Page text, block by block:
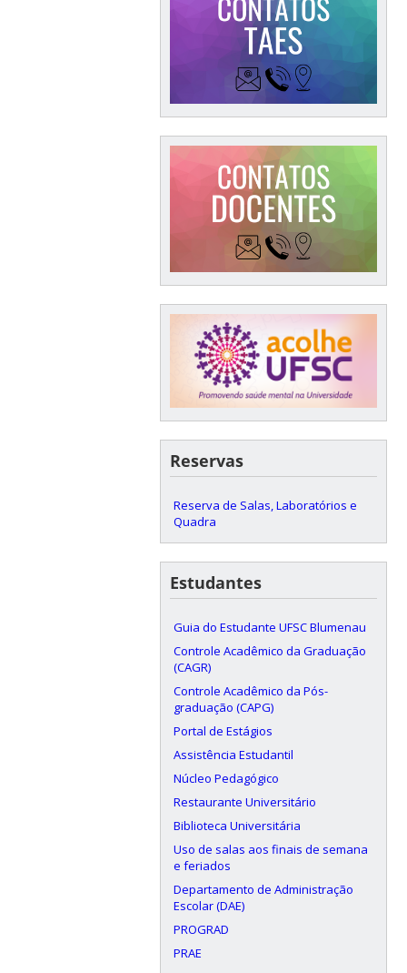
Reservas
Reserva de Salas, Laboratórios e
Quadra
Estudantes
Guia do Estudante UFSC Blumenau
Controle Acadêmico da Graduação
(CAGR)
Controle Acadêmico da Pós-
graduação (CAPG)
Portal de Estágios
Assistência Estudantil
Núcleo Pedagógico
Restaurante Universitário
Biblioteca Universitária
Uso de salas aos finais de semana
e feriados
Departamento de Administração
Escolar (DAE)
PROGRAD
PRAE